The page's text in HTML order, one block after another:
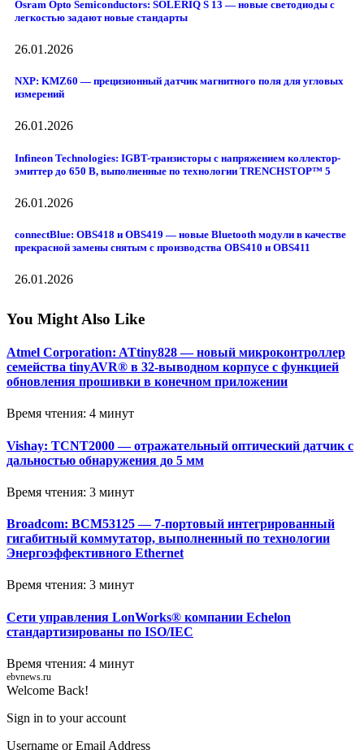
Osram Opto Semiconductors: SOLERIQ S 13 — новые светодиоды с
легкостью задают новые стандарты
26.01.2026
NXP: KMZ60 — прецизионный датчик магнитного поля для угловых
измерений
26.01.2026
Infineon Technologies: IGBT-транзисторы с напряжением коллектор-
эмиттер до 650 В, выполненные по технологии TRENCHSTOP™ 5
26.01.2026
connectBlue: OBS418 и OBS419 — новые Bluetooth модули в качестве
прекрасной замены снятым с производства OBS410 и OBS411
26.01.2026
You Might Also Like
Atmel Corporation: ATtiny828 — новый микроконтроллер
семейства tinyAVR® в 32-выводном корпусе с функцией
обновления прошивки в конечном приложении
Время чтения: 4 минут
Vishay: TCNT2000 — отражательный оптический датчик с
дальностью обнаружения до 5 мм
Время чтения: 3 минут
Broadcom: BCM53125 — 7-портовый интегрированный
гигабитный коммутатор, выполненный по технологии
Энергоэффективного Ethernet
Время чтения: 3 минут
Сети управления LonWorks® компании Echelon
стандартизированы по ISO/IEC
Время чтения: 4 минут
ebvnews.ru
Welcome Back!
Sign in to your account
Username or Email Address